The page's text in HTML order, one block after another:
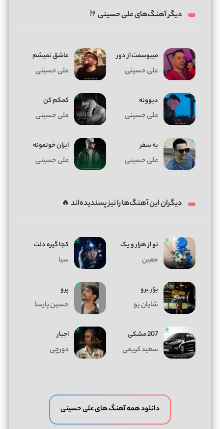
دیگر آهنگ‌های علی حسینی 🤘
میبوسمت از دور
علی حسینی
عاشق نمیشم
علی حسینی
دیوونه
علی حسینی
کمکم کن
علی حسینی
یه سفر
علی حسینی
ایران خونمونه
علی حسینی
دیگران این آهنگ‌ها را نیز پسندیده‌اند 🔥
تو از هزار و یک
معین
کجا گیره دلت
سیا
بزار برو
شایان یو
پرو
حسین پارسا
207 مشکی
سعید کریمی
اجبار
دورچی
دانلود همه آهنگ های علی حسینی